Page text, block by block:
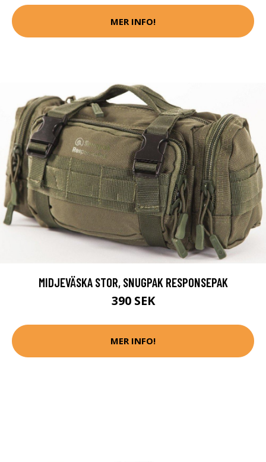
MER INFO!
MIDJEVÄSKA STOR, SNUGPAK RESPONSEPAK
390 SEK
MER INFO!